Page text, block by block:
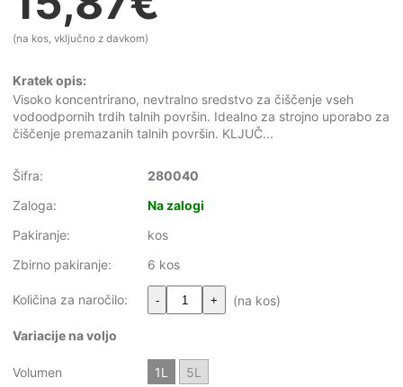
(na kos, vključno z davkom)
Kratek opis:
Visoko koncentrirano, nevtralno sredstvo za čiščenje vseh
vodoodpornih trdih talnih površin. Idealno za strojno uporabo za
čiščenje premazanih talnih površin. KLJUČ...
Šifra:
280040
Zaloga:
Na zalogi
Pakiranje:
kos
Zbirno pakiranje:
6 kos
Količina za naročilo: - + (na kos)
Variacije na voljo
Volumen 1L 5L